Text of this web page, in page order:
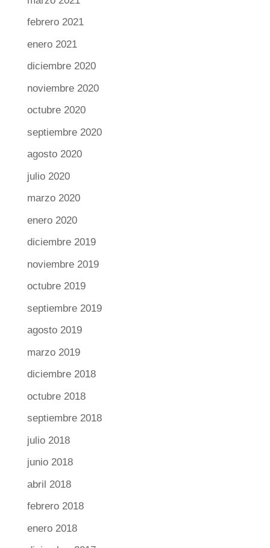
febrero 2021
enero 2021
diciembre 2020
noviembre 2020
octubre 2020
septiembre 2020
agosto 2020
julio 2020
marzo 2020
enero 2020
diciembre 2019
noviembre 2019
octubre 2019
septiembre 2019
agosto 2019
marzo 2019
diciembre 2018
octubre 2018
septiembre 2018
julio 2018
junio 2018
abril 2018
febrero 2018
enero 2018